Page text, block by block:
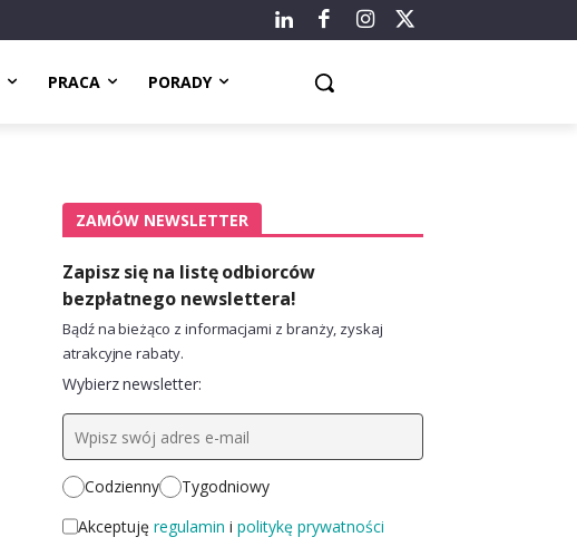
PRACA PORADY
ZAMÓW NEWSLETTER
Zapisz się na listę odbiorców
bezpłatnego newslettera!
Bądź na bieżąco z informacjami z branży, zyskaj
atrakcyjne rabaty.
Wybierz newsletter:
Codzienny
Tygodniowy
Akceptuję regulamin i politykę prywatności